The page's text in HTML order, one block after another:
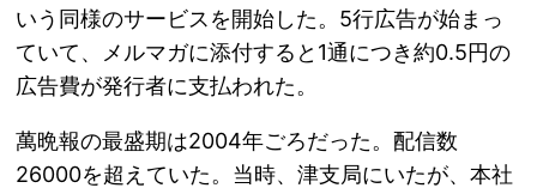
いう同様のサービスを開始した。5行広告が始まっ
ていて、メルマガに添付すると1通につき約0.5円の
広告費が発行者に支払われた。
萬晩報の最盛期は2004年ごろだった。配信数
26000を超えていた。当時、津支局にいたが、本社